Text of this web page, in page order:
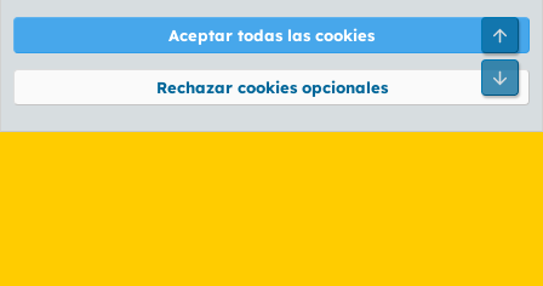
Términos y reglas Política de privacidad Ayuda
Community platform by XenForo® © 2010-2026 XenForo Ltd.
Aceptar todas las cookies
Rechazar cookies opcionales
Pie